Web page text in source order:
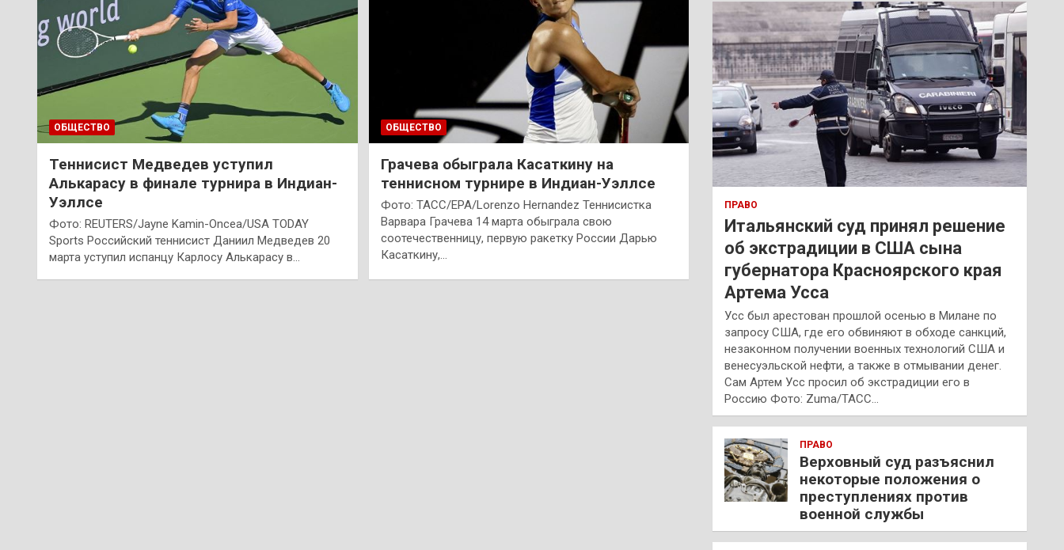
ОБЩЕСТВО
Теннисист Медведев уступил
Алькарасу в финале турнира в Индиан-
Уэллсе
Фото: REUTERS/Jayne Kamin-Oncea/USA TODAY
Sports Российский теннисист Даниил Медведев 20
марта уступил испанцу Карлосу Алькарасу в…
ОБЩЕСТВО
Грачева обыграла Касаткину на
теннисном турнире в Индиан-Уэллсе
Фото: ТАСС/EPA/Lorenzo Hernandez Теннисистка
Варвара Грачева 14 марта обыграла свою
соотечественницу, первую ракетку России Дарью
Касаткину,…
к
ПРАВО
Итальянский суд принял решение
об экстрадиции в США сына
губернатора Красноярского края
Артема Усса
Усс был арестован прошлой осенью в Милане по
запросу США, где его обвиняют в обходе санкций,
незаконном получении военных технологий США и
венесуэльской нефти, а также в отмывании денег.
Сам Артем Усс просил об экстрадиции его в
Россию Фото: Zuma/ТАСС…
ПРАВО
Верховный суд разъяснил
некоторые положения о
преступлениях против
военной службы